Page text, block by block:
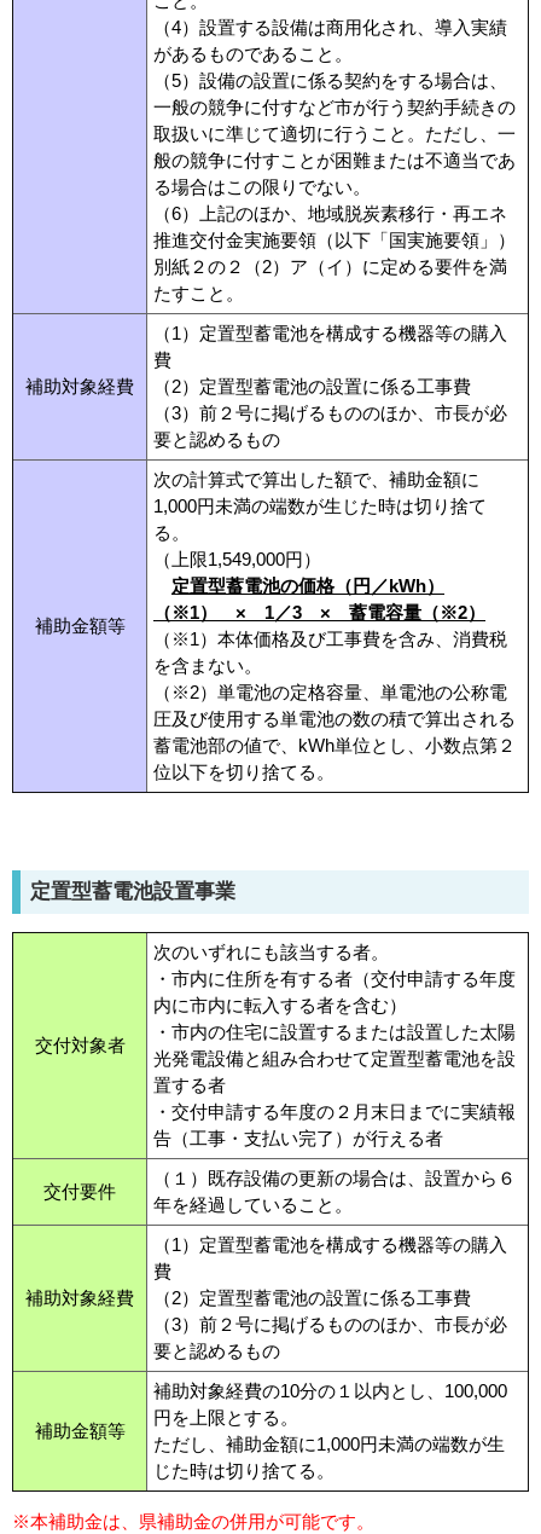
（4）設置する設備は商用化され、導入実績
があるものであること。
（5）設備の設置に係る契約をする場合は、
一般の競争に付すなど市が行う契約手続きの
取扱いに準じて適切に行うこと。ただし、一
般の競争に付すことが困難または不適当であ
る場合はこの限りでない。
（6）上記のほか、地域脱炭素移行・再エネ
推進交付金実施要領（以下「国実施要領」）
別紙２の２（2）ア（イ）に定める要件を満
たすこと。
補助対象経費
（1）定置型蓄電池を構成する機器等の購入
費
（2）定置型蓄電池の設置に係る工事費
（3）前２号に掲げるもののほか、市長が必
要と認めるもの
補助金額等
次の計算式で算出した額で、補助金額に
1,000円未満の端数が生じた時は切り捨て
る。
（上限1,549,000円）
定置型蓄電池の価格（円／kWh）
（※1） × 1／3 × 蓄電容量（※2）
（※1）本体価格及び工事費を含み、消費税
を含まない。
（※2）単電池の定格容量、単電池の公称電
圧及び使用する単電池の数の積で算出される
蓄電池部の値で、kWh単位とし、小数点第２
位以下を切り捨てる。
定置型蓄電池設置事業
交付対象者
次のいずれにも該当する者。
・市内に住所を有する者（交付申請する年度
内に市内に転入する者を含む）
・市内の住宅に設置するまたは設置した太陽
光発電設備と組み合わせて定置型蓄電池を設
置する者
・交付申請する年度の２月末日までに実績報
告（工事・支払い完了）が行える者
交付要件
（１）既存設備の更新の場合は、設置から６
年を経過していること。
補助対象経費
（1）定置型蓄電池を構成する機器等の購入
費
（2）定置型蓄電池の設置に係る工事費
（3）前２号に掲げるもののほか、市長が必
要と認めるもの
補助金額等
補助対象経費の10分の１以内とし、100,000
円を上限とする。
ただし、補助金額に1,000円未満の端数が生
じた時は切り捨てる。
※本補助金は、県補助金の併用が可能です。